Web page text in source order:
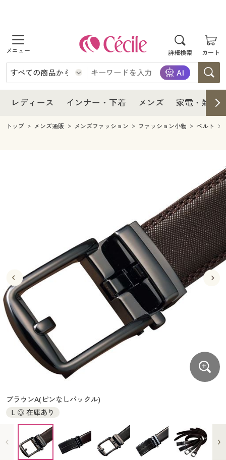
詳細検索 カート
商品を探す
レディース
レディースファッション
インナー・下着
インナー・下着通販すべて
メンズ
キッチン・雑貨・日用品
寝具・ベッド
カーテン・ラグ・ファブリック
美容・健康・サプリメント
制服・スクールすべて
制服・学生服
ジュニア・ティーンズ下着
大きいサイズ
大きいサイズ通販すべて
大きいサイズ レディース服
大きいサイズ レディース下着
大きいサイズ メンズ
大きいサイズ 事務・制服
バーゲン
バーゲンセール
シークレットセール
詳細検索
商品カテゴリ一覧
カタログ・チラシからのご注文
デジタルカタログ
カタログ無料プレゼント
レディース インナー・下着 メンズ 家電・雑貨
レディース
レディース通販すべて
レディースファッション
インナー・下着
インナー・下着通販すべて
メンズ
カーテン・ラグ・ファブリック
制服・学生服
ジュニア・ティーンズ下着
大きいサイズ通販すべて
大きいサイズ レディース服
大きいサイズ レディース下着
大きいサイズ メンズ
大きいサイズ 事務・制服
バーゲンセール
シークレットセール
詳細検索
商品カテゴリ一覧
カタログ
カタログ・チラシからのご注文
カタログ無料プレゼント
会員メニュー
トップ メンズ通販 メンズファッション ファッション小物 ベルト
ブラウンA(ピンなしバックル)
L ◎ 在庫あり